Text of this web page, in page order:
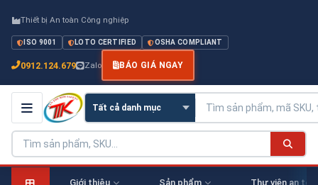
Thiết bị An toàn Công nghiệp
ISO 9001 LOTO CERTIFIED OSHA COMPLIANT
0912.124.679 Zalo BÁO GIÁ NGAY
Giới thiệu Sản phẩm Thư viên an